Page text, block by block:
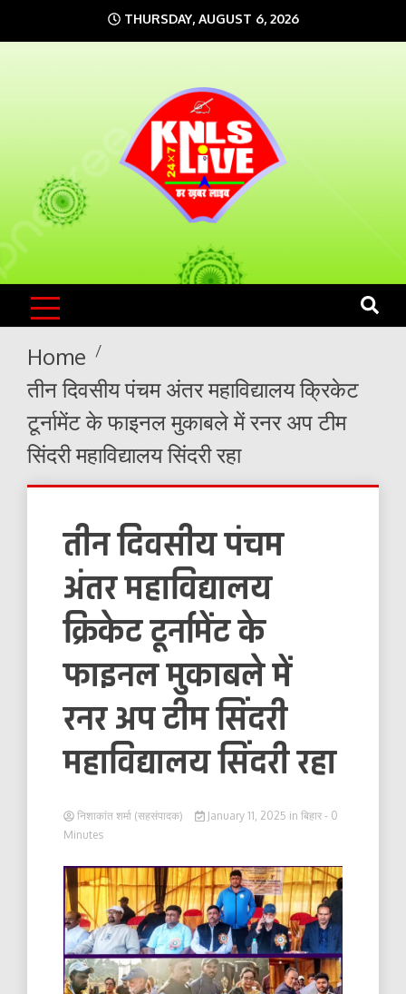
to
THURSDAY, AUGUST 6, 2026
KNLS LIVE
India`s No.1 News Portal
Home
तीन दिवसीय पंचम अंतर महाविद्यालय क्रिकेट
टूर्नामेंट के फाइनल मुकाबले में रनर अप टीम
सिंदरी महाविद्यालय सिंदरी रहा
तीन दिवसीय पंचम
अंतर महाविद्यालय
क्रिकेट टूर्नामेंट के
फाइनल मुकाबले में
रनर अप टीम सिंदरी
महाविद्यालय सिंदरी रहा
निशाकांत शर्मा (सहसंपादक) January 11, 2025 in बिहार - 0
Minutes